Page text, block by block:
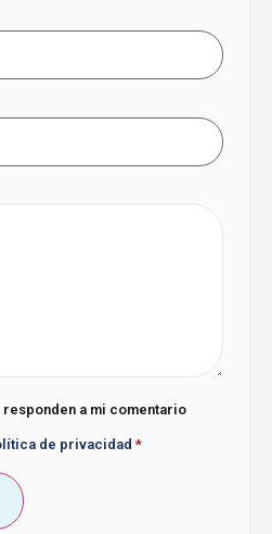
a mi comentario
de privacidad *